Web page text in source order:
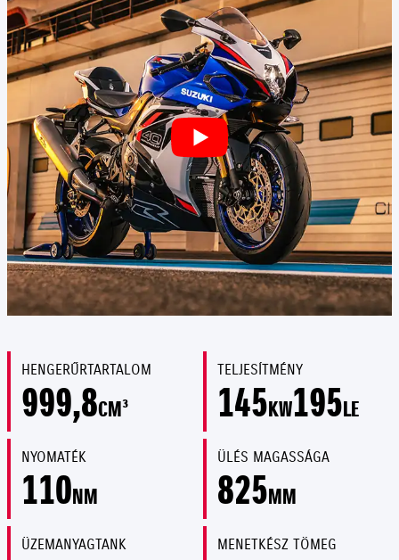
HENGERŰRTARTALOM
999,8CM³
TELJESÍTMÉNY
145KW195LE
NYOMATÉK
110NM
ÜLÉS MAGASSÁGA
825MM
ÜZEMANYAGTANK MENETKÉSZ TÖMEG